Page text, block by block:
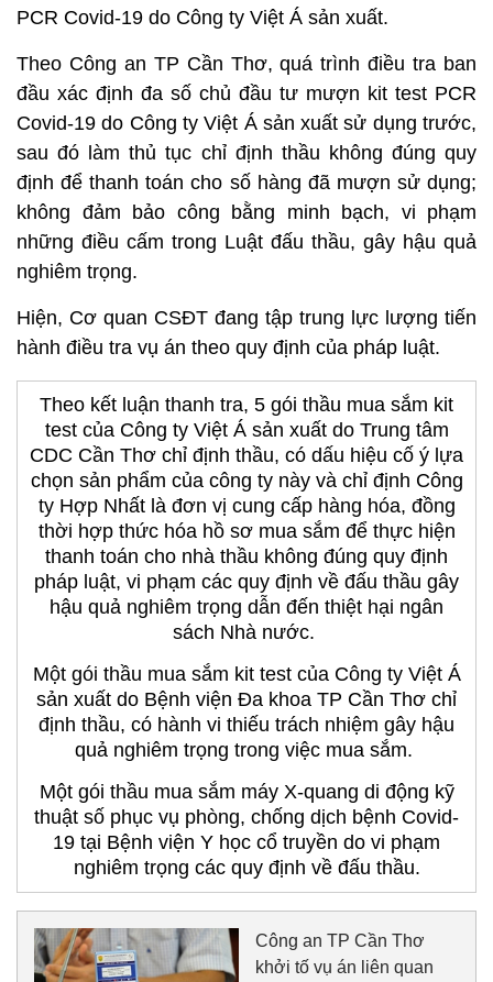
PCR Covid-19 do Công ty Việt Á sản xuất.
Theo Công an TP Cần Thơ, quá trình điều tra ban
đầu xác định đa số chủ đầu tư mượn kit test PCR
Covid-19 do Công ty Việt Á sản xuất sử dụng trước,
sau đó làm thủ tục chỉ định thầu không đúng quy
định để thanh toán cho số hàng đã mượn sử dụng;
không đảm bảo công bằng minh bạch, vi phạm
những điều cấm trong Luật đấu thầu, gây hậu quả
nghiêm trọng.
Hiện, Cơ quan CSĐT đang tập trung lực lượng tiến
hành điều tra vụ án theo quy định của pháp luật.
Theo kết luận thanh tra, 5 gói thầu mua sắm kit
test của Công ty Việt Á sản xuất do Trung tâm
CDC Cần Thơ chỉ định thầu, có dấu hiệu cố ý lựa
chọn sản phẩm của công ty này và chỉ định Công
ty Hợp Nhất là đơn vị cung cấp hàng hóa, đồng
thời hợp thức hóa hồ sơ mua sắm để thực hiện
thanh toán cho nhà thầu không đúng quy định
pháp luật, vi phạm các quy định về đấu thầu gây
hậu quả nghiêm trọng dẫn đến thiệt hại ngân
sách Nhà nước.
Một gói thầu mua sắm kit test của Công ty Việt Á
sản xuất do Bệnh viện Đa khoa TP Cần Thơ chỉ
định thầu, có hành vi thiếu trách nhiệm gây hậu
quả nghiêm trọng trong việc mua sắm.
Một gói thầu mua sắm máy X-quang di động kỹ
thuật số phục vụ phòng, chống dịch bệnh Covid-
19 tại Bệnh viện Y học cổ truyền do vi phạm
nghiêm trọng các quy định về đấu thầu.
Công an TP Cần Thơ
khởi tố vụ án liên quan